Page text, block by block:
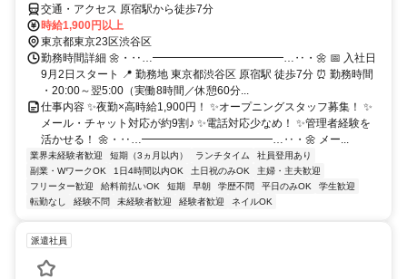
交通・アクセス 原宿駅から徒歩7分
時給1,900円以上
東京都東京23区渋谷区
勤務時間詳細 🌼・‥…━━━━━━━━━━━━…‥・🌼 📅 入社日
9月2日スタート 📍 勤務地 東京都渋谷区 原宿駅 徒歩7分 ⏰ 勤務時間
・20:00～翌5:00（実働8時間／休憩60分...
仕事内容 ✨夜勤×高時給1,900円！ ✨オープニングスタッフ募集！ ✨
メール・チャット対応が約9割♪ ✨電話対応少なめ！ ✨管理者経験を
活かせる！ 🌼・‥…━━━━━━━━━━━━…‥・🌼 メー...
業界未経験者歓迎 短期（3ヵ月以内） ランチタイム
社員登用あり
副業・WワークOK
1日4時間以内OK 土日祝のみOK
主婦・主夫歓迎
フリーター歓迎
給料前払いOK 短期 早朝 学歴不問 平日のみOK
学生歓迎
転勤なし
経験不問 未経験者歓迎 経験者歓迎 ネイルOK
派遣社員